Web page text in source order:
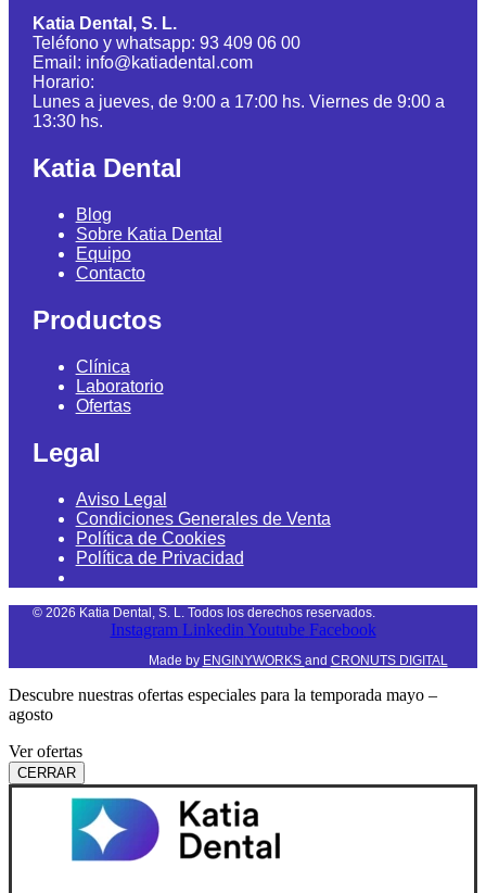
Katia Dental, S. L.
Teléfono y whatsapp: 93 409 06 00
Email: info@katiadental.com
Horario:
Lunes a jueves, de 9:00 a 17:00 hs. Viernes de 9:00 a
13:30 hs.
Katia Dental
Blog
Sobre Katia Dental
Equipo
Contacto
Productos
Clínica
Laboratorio
Ofertas
Legal
Aviso Legal
Condiciones Generales de Venta
Política de Cookies
Política de Privacidad
© 2026 Katia Dental, S. L. Todos los derechos reservados.
Instagram Linkedin Youtube Facebook
Made by ENGINYWORKS and CRONUTS DIGITAL
Descubre nuestras ofertas especiales para la temporada mayo –
agosto
Ver ofertas
CERRAR